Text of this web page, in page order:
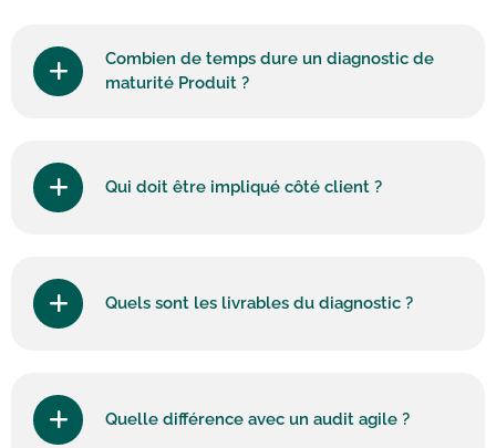
Combien de temps dure un diagnostic de
maturité Produit ?
Qui doit être impliqué côté client ?
Quels sont les livrables du diagnostic ?
Quelle différence avec un audit agile ?